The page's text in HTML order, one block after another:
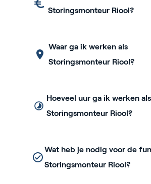
Storingsmonteur Riool?
Waar ga ik werken als
Storingsmonteur Riool?
Hoeveel uur ga ik werken als
Storingsmonteur Riool?
Wat heb je nodig voor de
Storingsmonteur Riool?